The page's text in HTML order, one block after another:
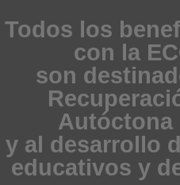
Todos los
con la
son
Autóctona
y al desarrollo
educativos y